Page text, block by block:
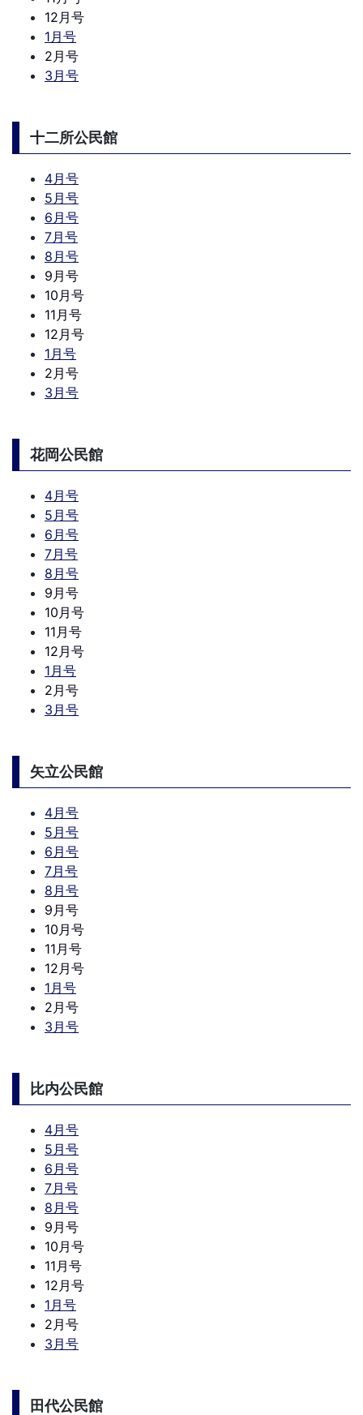
12月号
1月号
2月号
3月号
十二所公民館
4月号
5月号
6月号
7月号
8月号
9月号
10月号
11月号
12月号
1月号
2月号
3月号
花岡公民館
4月号
5月号
6月号
7月号
8月号
9月号
10月号
11月号
12月号
1月号
2月号
3月号
矢立公民館
4月号
5月号
6月号
7月号
8月号
9月号
10月号
11月号
12月号
1月号
2月号
3月号
比内公民館
4月号
5月号
6月号
7月号
8月号
9月号
10月号
11月号
12月号
1月号
2月号
3月号
田代公民館